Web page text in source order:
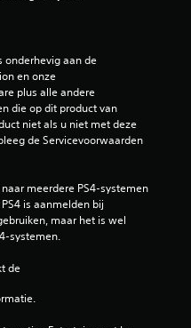
onderhevig aan de
en onze
plus alle andere
die op dit product van
niet als u niet met deze
de Servicevoorwaarden
meerdere PS4-systemen
is aanmelden bij
maar het is wel
systemen.
de